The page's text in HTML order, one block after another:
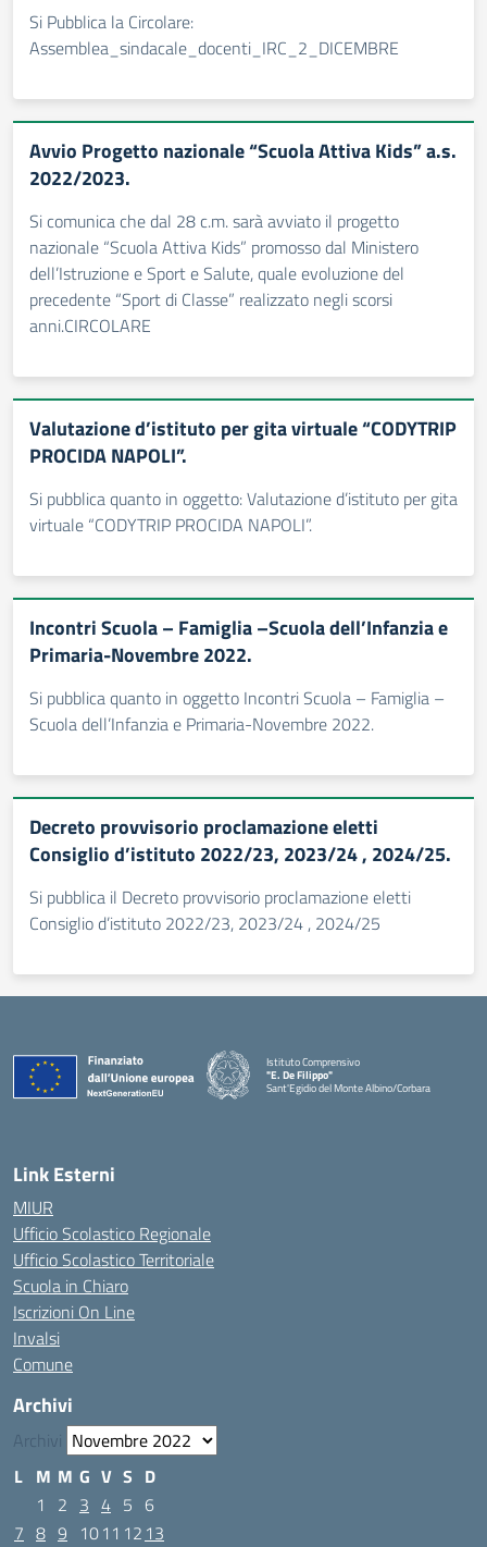
Si Pubblica la Circolare:
Assemblea_sindacale_docenti_IRC_2_DICEMBRE
Avvio Progetto nazionale “Scuola Attiva Kids” a.s.
2022/2023.
Si comunica che dal 28 c.m. sarà avviato il progetto
nazionale “Scuola Attiva Kids” promosso dal Ministero
dell’Istruzione e Sport e Salute, quale evoluzione del
precedente “Sport di Classe” realizzato negli scorsi
anni.CIRCOLARE
Valutazione d’istituto per gita virtuale “CODYTRIP
PROCIDA NAPOLI”.
Si pubblica quanto in oggetto: Valutazione d’istituto per gita
virtuale “CODYTRIP PROCIDA NAPOLI”.
Incontri Scuola – Famiglia –Scuola dell’Infanzia e
Primaria-Novembre 2022.
Si pubblica quanto in oggetto Incontri Scuola – Famiglia –
Scuola dell’Infanzia e Primaria-Novembre 2022.
Decreto provvisorio proclamazione eletti
Consiglio d’istituto 2022/23, 2023/24 , 2024/25.
Si pubblica il Decreto provvisorio proclamazione eletti
Consiglio d’istituto 2022/23, 2023/24 , 2024/25
Istituto Comprensivo
"E. De Filippo"
Sant'Egidio del Monte Albino/Corbara
Link Esterni
MIUR
Ufficio Scolastico Regionale
Ufficio Scolastico Territoriale
Scuola in Chiaro
Iscrizioni On Line
Invalsi
Comune
Archivi
Archivi
L M M G V S D
1
2 3 4 5 6
7 8 9 1011 12 13